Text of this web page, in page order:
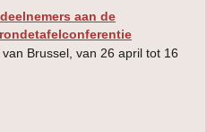
aan de
Brussel, van 26 april tot 16